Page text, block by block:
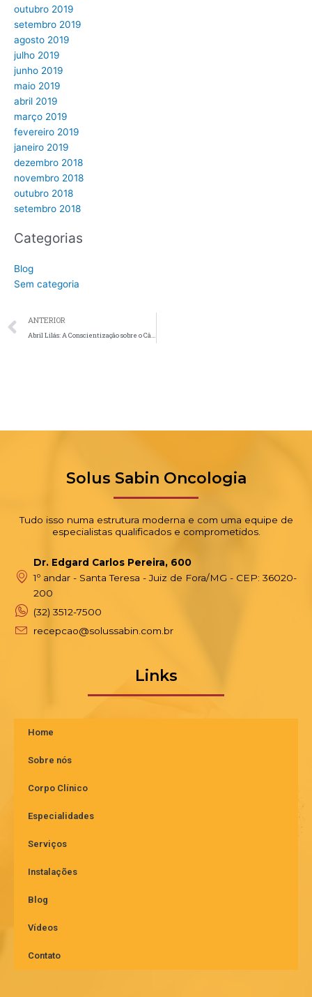
outubro 2019
setembro 2019
agosto 2019
julho 2019
junho 2019
maio 2019
abril 2019
março 2019
fevereiro 2019
janeiro 2019
dezembro 2018
novembro 2018
outubro 2018
setembro 2018
Categorias
Blog
Sem categoria
Prev
ANTERIOR
Abril Lilás: A Conscientização sobre o Câncer de Testículo do Ponto de Vista Farmacêutico
Solus Sabin Oncologia
Tudo isso numa estrutura moderna e com uma equipe de
especialistas qualificados e comprometidos.
Dr. Edgard Carlos Pereira, 600
1º andar - Santa Teresa - Juiz de Fora/MG - CEP: 36020-
200
(32) 3512-7500
recepcao@solussabin.com.br
Links
Home
Sobre nós
Corpo Clínico
Especialidades
Serviços
Instalações
Blog
Vídeos
Contato